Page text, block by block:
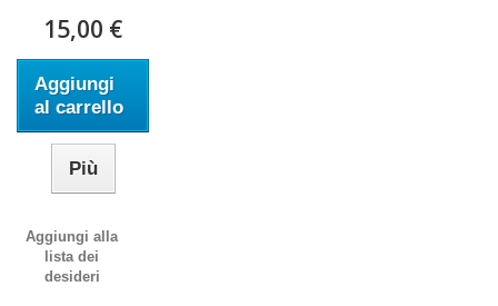
15,00 €
Aggiungi
al carrello
Più
Aggiungi alla
lista dei
desideri